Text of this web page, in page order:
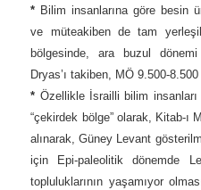
* Bilim insanlarına göre besin
ve müteakiben de tam
bölgesinde, ara buzul
Dryas’ı takiben, MÖ 9.500-8.500
* Özellikle İsrailli bilim insanları
“çekirdek bölge” olarak, Kitab-ı
alınarak, Güney Levant
için Epi-paleolitik dönemde
topluluklarının yaşamıyor